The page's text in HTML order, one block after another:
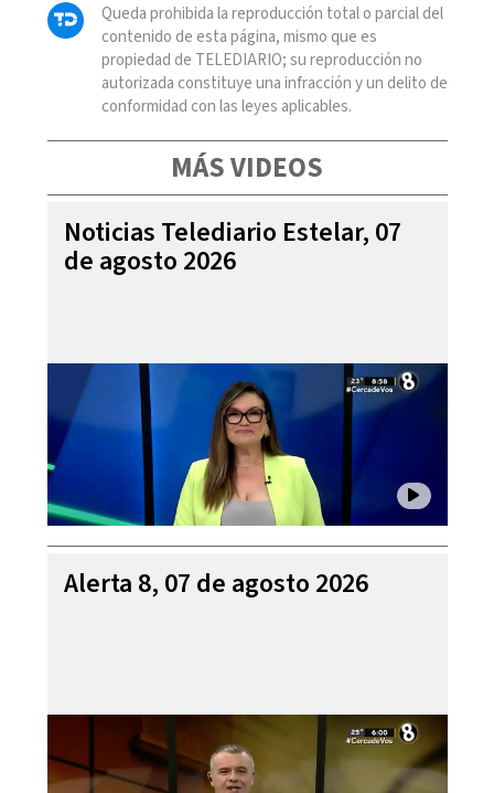
Queda prohibida la reproducción total o parcial del
contenido de esta página, mismo que es
propiedad de TELEDIARIO; su reproducción no
autorizada constituye una infracción y un delito de
conformidad con las leyes aplicables.
MÁS VIDEOS
Noticias Telediario Estelar, 07
de agosto 2026
Alerta 8, 07 de agosto 2026